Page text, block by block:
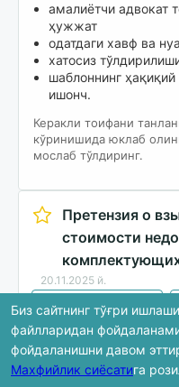
амалиётчи адвокат
ҳужжат
одатдаги хавф ва
хатосиз
шаблоннинг
ишонч.
Керакли тоифани
кўринишида юклаб
мослаб тўлдиринг.
Претензия о
стоимости
20.11.2025 й.
Биз сайтнинг тўғри
файлларидан
фойдаланишни давом
Махфийлик сиёсатига